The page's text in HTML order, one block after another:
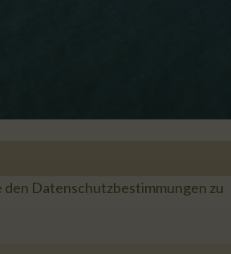
Datenschutzbestimmungen zu